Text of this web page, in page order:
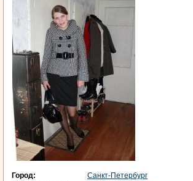
Город:
Санкт-Петербург